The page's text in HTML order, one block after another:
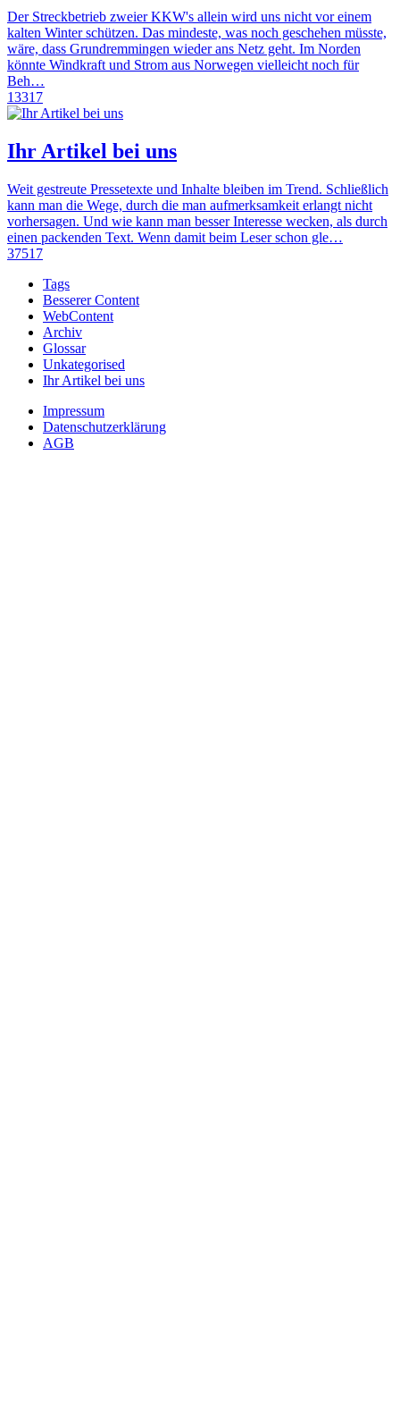
Der Streckbetrieb zweier KKW's allein wird uns nicht vor einem
kalten Winter schützen. Das mindeste, was noch geschehen müsste,
wäre, dass Grundremmingen wieder ans Netz geht. Im Norden
könnte Windkraft und Strom aus Norwegen vielleicht noch für
Beh…
13317
Ihr Artikel bei uns
Weit gestreute Pressetexte und Inhalte bleiben im Trend. Schließlich
kann man die Wege, durch die man aufmerksamkeit erlangt nicht
vorhersagen. Und wie kann man besser Interesse wecken, als durch
einen packenden Text. Wenn damit beim Leser schon gle…
37517
Tags
Besserer Content
WebContent
Archiv
Glossar
Unkategorised
Ihr Artikel bei uns
Impressum
Datenschutzerklärung
AGB